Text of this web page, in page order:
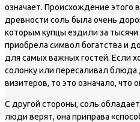
означает. Происхождение этого
древности соль была очень
которым купцы ездили за
приобрела символ богатства и
для самых важных гостей. Если
солонку или пересаливал блюда
визитеров, то это означало, что
С другой стороны, соль
люди верят, она приправа